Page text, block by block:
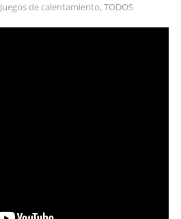
Juegos de calentamiento, TODOS